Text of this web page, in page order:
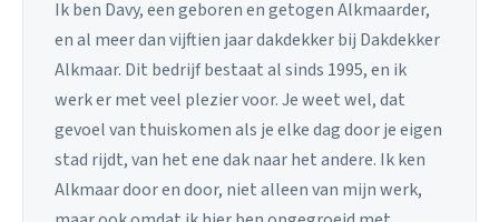
Ik ben Davy, een geboren en getogen Alkmaarder,
en al meer dan vijftien jaar dakdekker bij Dakdekker
Alkmaar. Dit bedrijf bestaat al sinds 1995, en ik
werk er met veel plezier voor. Je weet wel, dat
gevoel van thuiskomen als je elke dag door je eigen
stad rijdt, van het ene dak naar het andere. Ik ken
Alkmaar door en door, niet alleen van mijn werk,